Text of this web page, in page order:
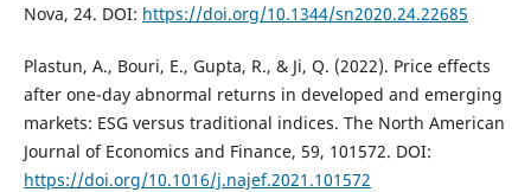
Nova, 24. DOI: https://doi.org/10.1344/sn2020.24.22685
Plastun, A., Bouri, E., Gupta, R., & Ji, Q. (2022). Price effects
after one-day abnormal returns in developed and emerging
markets: ESG versus traditional indices. The North American
Journal of Economics and Finance, 59, 101572. DOI:
https://doi.org/10.1016/j.najef.2021.101572